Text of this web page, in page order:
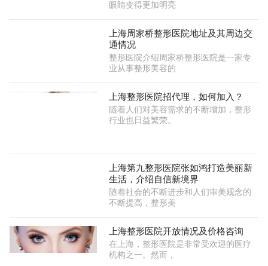
眼睛变得更加明亮
上海周家桥整形医院地址及其周边交
通情况
整形医院介绍周家桥整形医院是一家专
业从事整形美容的
上海整形医院招代理，如何加入？
随着人们对美容需求的不断增加，整形
行业也日益繁荣。
上海第九整形医院张如鸿打造美丽新
生活，介绍自信新境界
随着社会的不断进步和人们审美观念的
不断提高，整形美
上海整形医院开放情况及价格咨询
在上海，整形医院是非常受欢迎的医疗
机构之一。然而，